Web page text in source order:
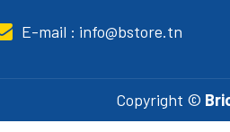
E-mail : info@bstore.tn
Copyright ©